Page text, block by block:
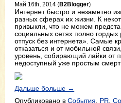
Май 16th, 2014 (B2Blogger)
Интернет быстро и незаметно
разных сферах их жизни. К
привыкли, что не можем
социальных сетях полно гордых
отпуск без интернета». Самые
отказаться и от мобильной
уровень, собирающий лайки от
недоступный уже простым
Дальше больше →
Опубликовано в События PR